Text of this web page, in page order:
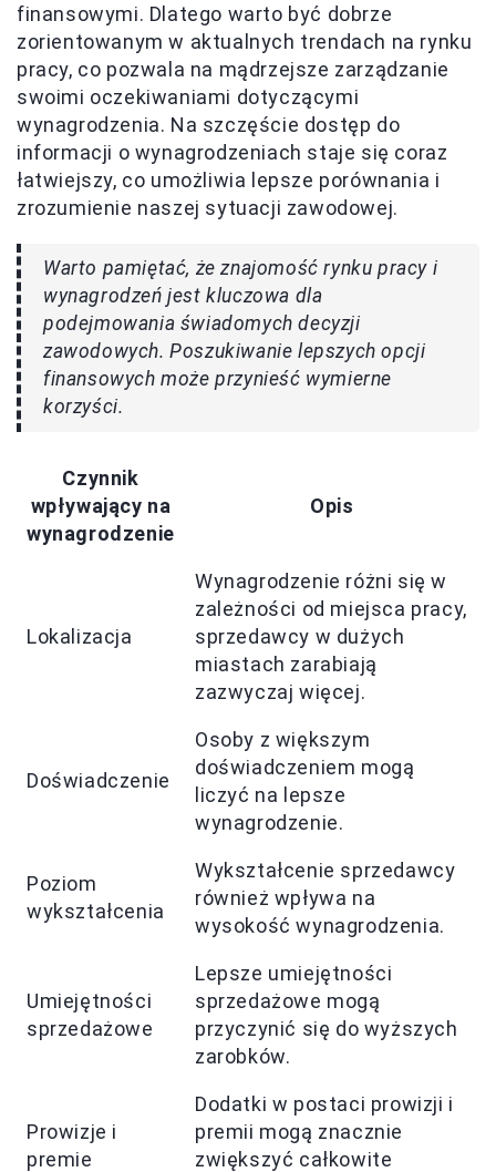
finansowymi. Dlatego warto być dobrze
zorientowanym w aktualnych trendach na rynku
pracy, co pozwala na mądrzejsze zarządzanie
swoimi oczekiwaniami dotyczącymi
wynagrodzenia. Na szczęście dostęp do
informacji o wynagrodzeniach staje się coraz
łatwiejszy, co umożliwia lepsze porównania i
zrozumienie naszej sytuacji zawodowej.
Warto pamiętać, że znajomość rynku pracy i
wynagrodzeń jest kluczowa dla
podejmowania świadomych decyzji
zawodowych. Poszukiwanie lepszych opcji
finansowych może przynieść wymierne
korzyści.
Czynnik
wpływający na
wynagrodzenie
Opis
Lokalizacja
Wynagrodzenie różni się w
zależności od miejsca pracy,
sprzedawcy w dużych
miastach zarabiają
zazwyczaj więcej.
Doświadczenie
Osoby z większym
doświadczeniem mogą
liczyć na lepsze
wynagrodzenie.
Poziom
wykształcenia
Wykształcenie sprzedawcy
również wpływa na
wysokość wynagrodzenia.
Umiejętności
sprzedażowe
Lepsze umiejętności
sprzedażowe mogą
przyczynić się do wyższych
zarobków.
Prowizje i
premie
Dodatki w postaci prowizji i
premii mogą znacznie
zwiększyć całkowite